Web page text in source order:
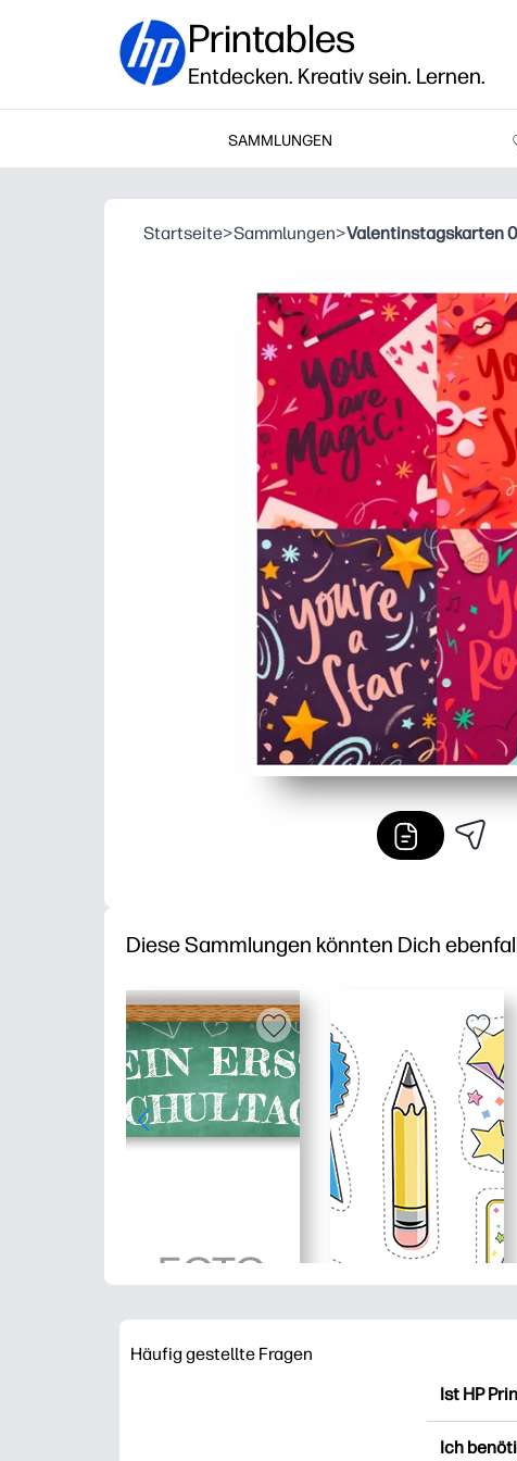
Printables
Entdecken. Kreativ sein. Lernen.
SAMMLUNGEN
Startseite>Sammlungen>Valentinstagskarten
Diese Sammlungen könnten Dich
Häufig gestellte Fragen
Ist HP
Ich